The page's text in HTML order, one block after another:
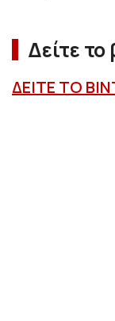
Δείτε το
ΔΕΙΤΕ ΤΟ